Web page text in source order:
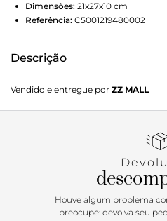
Dimensões: 21x27x10 cm
Referência: C5001219480002
Descrição
tamanho M é feito em material
efeito texturizado. Com shape
regulável. Possui fecho
em toda a borda superior da
metálico com assinatura
frontal. Com bolsinho interno
metálicos aplicados nas
Vendido e entregue por ZZ MALL
Houve algum problema
preocupe: devolva seu